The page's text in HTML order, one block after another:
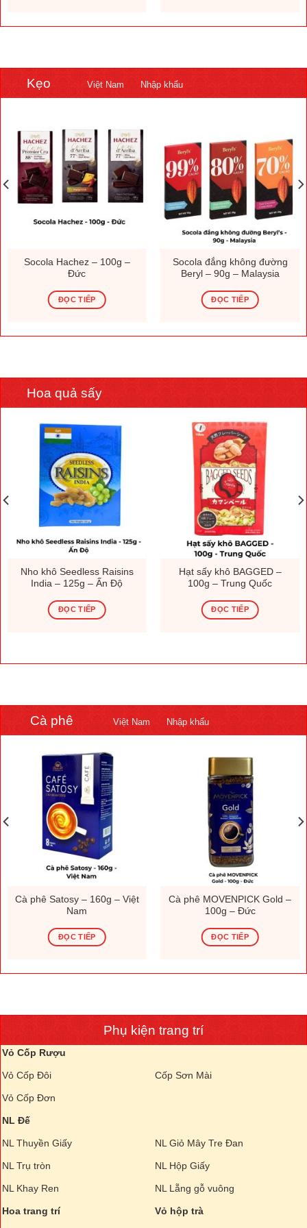
Kẹo Việt Nam Nhập khẩu
Socola Hachez – 100g –
Đức
ĐỌC TIẾP
Socola đắng không đường
Beryl – 90g – Malaysia
ĐỌC TIẾP
Hoa quả sấy
Nho khô Seedless Raisins
India – 125g – Ấn Độ
ĐỌC TIẾP
Hạt sấy khô BAGGED –
100g – Trung Quốc
ĐỌC TIẾP
Cà phê Việt Nam Nhập khẩu
Cà phê Satosy – 160g – Việt
Nam
ĐỌC TIẾP
Cà phê MOVENPICK Gold –
100g – Đức
ĐỌC TIẾP
Phụ kiện trang trí
Vỏ Cốp Rượu
Vỏ Cốp Đôi Cốp Sơn Mài
Vỏ Cốp Đơn
NL Đế
NL Thuyền Giấy NL Giỏ Mây Tre Đan
NL Trụ tròn NL Hộp Giấy
NL Khay Ren NL Lẵng gỗ vuông
Hoa trang trí Vỏ hộp trà